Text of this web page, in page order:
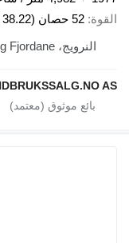
52 حصان (38.22 kW)
النرويج، Sogn Og Fjordane
LANDBRUKSSALG.NO